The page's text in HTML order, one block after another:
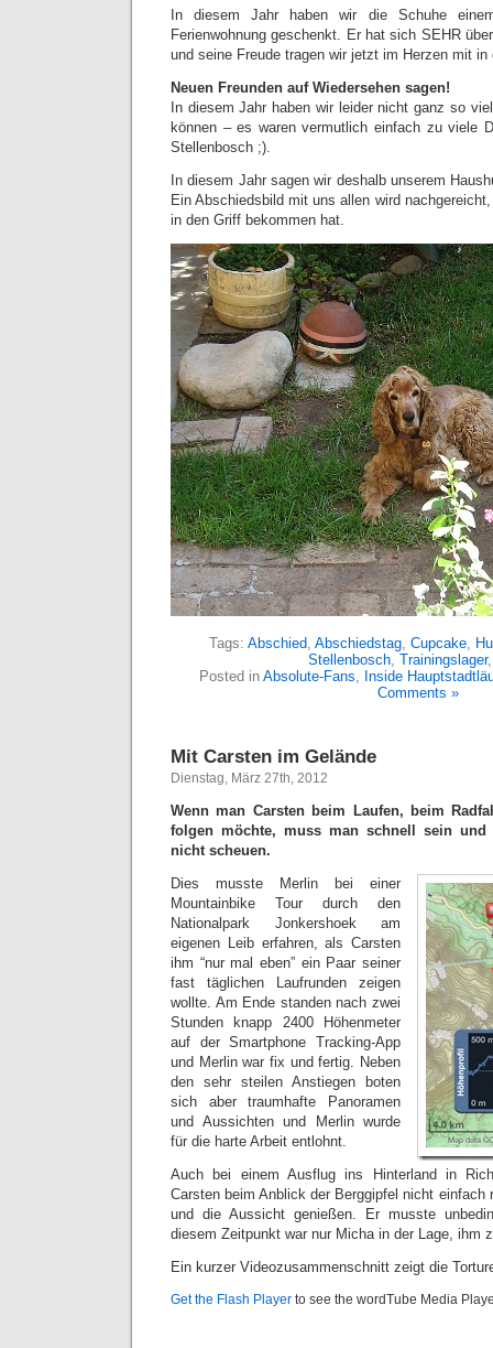
In diesem Jahr haben wir die Schuhe
Ferienwohnung geschenkt. Er hat sich SEHR
und seine Freude tragen wir jetzt im Herzen mit in
Neuen Freunden auf Wiedersehen sagen!
In diesem Jahr haben wir leider nicht ganz so
können – es waren vermutlich einfach zu viele
Stellenbosch ;).
In diesem Jahr sagen wir deshalb unserem
Ein Abschiedsbild mit uns allen wird
in den Griff bekommen hat.
Tags: Abschied, Abschiedstag, Cupcake,
Stellenbosch, Trainingslager
Posted in Absolute-Fans, Inside
Comments »
Mit Carsten im Gelände
Dienstag, März 27th, 2012
Wenn man Carsten beim Laufen, beim
folgen möchte, muss man schnell sein und
nicht scheuen.
Dies musste Merlin bei einer
Mountainbike Tour durch den
Nationalpark Jonkershoek am
eigenen Leib erfahren, als Carsten
ihm “nur mal eben” ein Paar seiner
fast täglichen Laufrunden zeigen
wollte. Am Ende standen nach zwei
Stunden knapp 2400 Höhenmeter
auf der Smartphone Tracking-App
und Merlin war fix und fertig. Neben
den sehr steilen Anstiegen boten
sich aber traumhafte Panoramen
und Aussichten und Merlin wurde
für die harte Arbeit entlohnt.
Auch bei einem Ausflug ins Hinterland in
Carsten beim Anblick der Berggipfel nicht einfach
und die Aussicht genießen. Er musste
diesem Zeitpunkt war nur Micha in der Lage, ihm
Ein kurzer Videozusammenschnitt zeigt die
Get the Flash Player to see the wordTube Media